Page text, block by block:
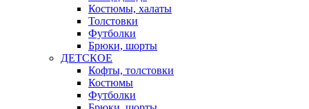
Костюмы, халаты
Толстовки
Футболки
Брюки, шорты
ДЕТСКОЕ
Кофты, толстовки
Костюмы
Футболки